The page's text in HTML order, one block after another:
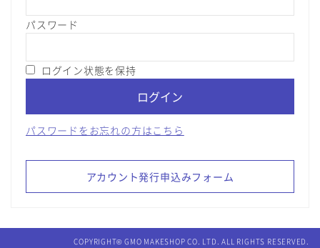
パスワード
ログイン状態を保持
パスワードをお忘れの方はこちら
アカウント発行申込みフォーム
COPYRIGHT© GMO MAKESHOP CO. LTD. ALL RIGHTS RESERVED.